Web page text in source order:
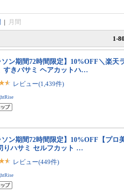
| 月間
1-
ソン期間72時間限定】10%OFF＼楽
すきバサミ ヘアカットハ…
レビュー(1,439件)
ソン期間72時間限定】10%OFF【プ
りハサミ セルフカット …
レビュー(449件)